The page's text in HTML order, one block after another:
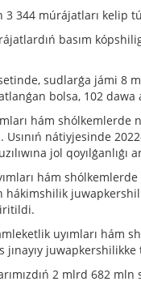
344 múrájatları kelip
basım
sudlarǵa jámi 8
bolsa, 102 dawa
hám shólkemlerde
nátiyjesinde
jol qoyılǵanlıǵı
hám
hákimshilik
uyımları hám
juwapkershilikke
2 mlrd 682